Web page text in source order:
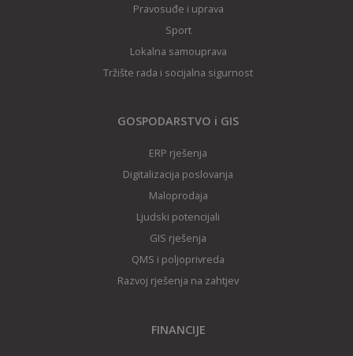
Pravosuđe i uprava
Sport
Lokalna samouprava
Tržište rada i socijalna sigurnost
GOSPODARSTVO i GIS
ERP rješenja
Digitalizacija poslovanja
Maloprodaja
Ljudski potencijali
GIS rješenja
QMS i poljoprivreda
Razvoj rješenja na zahtjev
FINANCIJE